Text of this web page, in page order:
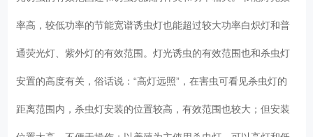
率高，较低功率的节能宽谱诱虫灯也能超过较大功率白炽灯和普
通荧光灯、紫外灯的有效范围。灯光诱虫的有效范围也和杀虫灯
安置的高度有关，俗话说：“高灯远照”，在害虫可看见杀虫灯的
距离范围内，杀虫灯安装的位置较高，有效范围也较大；但安装